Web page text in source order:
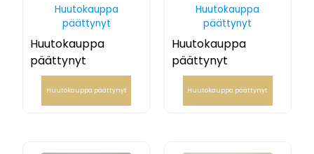
Huutokauppa
päättynyt
Huutokauppa
päättynyt
Huutokauppa päättynyt
Huutokauppa
päättynyt
Huutokauppa
päättynyt
Huutokauppa päättynyt